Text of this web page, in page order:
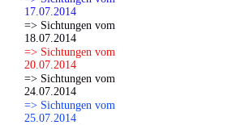
17.07.2014
=> Sichtungen vom
18.07.2014
=> Sichtungen vom
20.07.2014
=> Sichtungen vom
24.07.2014
=> Sichtungen vom
25.07.2014